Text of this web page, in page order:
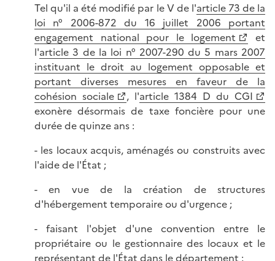
Tel qu'il a été modifié par le V de l'article 73 de la
loi n° 2006-872 du 16 juillet 2006 portant
engagement national pour le logement
et
l'article 3 de la loi n° 2007-290 du 5 mars 2007
instituant le droit au logement opposable et
portant diverses mesures en faveur de la
cohésion sociale
, l'article 1384 D du CGI
exonère désormais de taxe foncière pour une
durée de quinze ans :
- les locaux acquis, aménagés ou construits avec
l'aide de l'État ;
- en vue de la création de structures
d'hébergement temporaire ou d'urgence ;
- faisant l'objet d'une convention entre le
propriétaire ou le gestionnaire des locaux et le